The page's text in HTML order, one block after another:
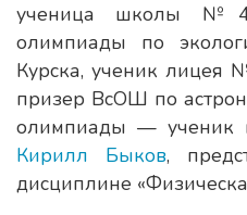
ученица школы №4,
олимпиады по
Курска, ученик
призер ВсОШ по
олимпиады — ученик
Кирилл Быков,
дисциплине